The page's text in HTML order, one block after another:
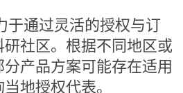
于通过灵活的授权与订
社区。根据不同地区或
产品方案可能存在适用
地授权代表。